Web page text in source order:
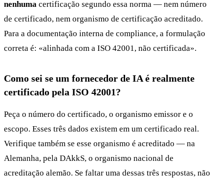
nenhuma certificação segundo essa norma — nem número
de certificado, nem organismo de certificação acreditado.
Para a documentação interna de compliance, a formulação
correta é: «alinhada com a ISO 42001, não certificada».
Como sei se um fornecedor de IA é realmente
certificado pela ISO 42001?
Peça o número do certificado, o organismo emissor e o
escopo. Esses três dados existem em um certificado real.
Verifique também se esse organismo é acreditado — na
Alemanha, pela DAkkS, o organismo nacional de
acreditação alemão. Se faltar uma dessas três respostas, não